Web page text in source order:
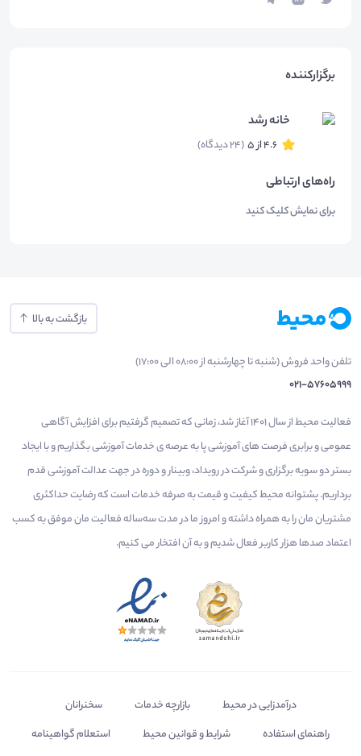
برگزارکننده
خانه رشد
4.6 از 5 (24 دیدگاه)
راه‌های ارتباطی
برای نمایش کلیک کنید
بازگشت به بالا
تلفن واحد فروش (شنبه تا چهارشنبه از 08:00 الی 17:00)
021-57605999
فعالیت محیط از سال 1401 آغاز شد، زمانی که تصمیم گرفتیم برای افزایش آگاهی
عمومی و برابری فرصت های آموزشی پا به عرصه ی خدمات آموزشی بگذاریم و با ایجاد
بستر دو سویه برگزاری و شرکت در رویداد، وبینار و دوره در جهت عدالت آموزشی قدم
برداریم. پشتوانه محیط کیفیت و قیمت به صرفه خدمات است که رضایت حداکثری
مشتریان مان را به همراه داشته و امروز ما در مدت سه‌ساله فعالیت مان موفق به کسب
اعتماد صدها هزار کاربر فعال شدیم و به آن افتخار می‌ کنیم.
درآمدزایی در محیط بازارچه خدمات
سخنرانان
راهنمای استفاده
شرایط و قوانین محیط
استعلام گواهینامه